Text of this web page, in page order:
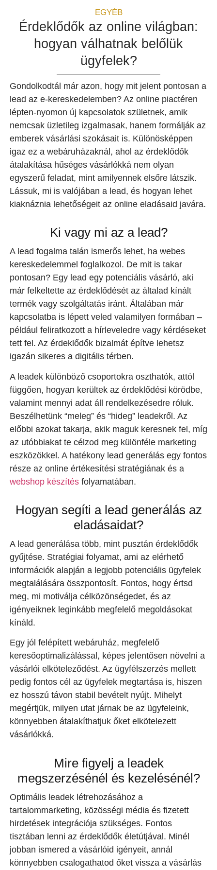
EGYÉB
Érdeklődők az online világban:
hogyan válhatnak belőlük
ügyfelek?
Gondolkodtál már azon, hogy mit jelent pontosan a
lead az e-kereskedelemben? Az online piactéren
lépten-nyomon új kapcsolatok születnek, amik
nemcsak üzletileg izgalmasak, hanem formálják az
emberek vásárlási szokásait is. Különösképpen
igaz ez a webáruházaknál, ahol az érdeklődők
átalakítása hűséges vásárlókká nem olyan
egyszerű feladat, mint amilyennek elsőre látszik.
Lássuk, mi is valójában a lead, és hogyan lehet
kiaknáznia lehetőségeit az online eladásaid javára.
Ki vagy mi az a lead?
A lead fogalma talán ismerős lehet, ha webes
kereskedelemmel foglalkozol. De mit is takar
pontosan? Egy lead egy potenciális vásárló, aki
már felkeltette az érdeklődését az általad kínált
termék vagy szolgáltatás iránt. Általában már
kapcsolatba is lépett veled valamilyen formában –
például feliratkozott a hírleveledre vagy kérdéseket
tett fel. Az érdeklődők bizalmát építve lehetsz
igazán sikeres a digitális térben.
A leadek különböző csoportokra oszthatók, attól
függően, hogyan kerültek az érdeklődési körödbe,
valamint mennyi adat áll rendelkezésedre róluk.
Beszélhetünk “meleg” és “hideg” leadekről. Az
előbbi azokat takarja, akik maguk keresnek fel, míg
az utóbbiakat te célzod meg különféle marketing
eszközökkel. A hatékony lead generálás egy fontos
része az online értékesítési stratégiának és a
webshop készítés folyamatában.
Hogyan segíti a lead generálás az
eladásaidat?
A lead generálása több, mint pusztán érdeklődők
gyűjtése. Stratégiai folyamat, ami az elérhető
információk alapján a legjobb potenciális ügyfelek
megtalálására összpontosít. Fontos, hogy értsd
meg, mi motiválja célközönségedet, és az
igényeiknek leginkább megfelelő megoldásokat
kínáld.
Egy jól felépített webáruház, megfelelő
keresőoptimalizálással, képes jelentősen növelni a
vásárlói elköteleződést. Az ügyfélszerzés mellett
pedig fontos cél az ügyfelek megtartása is, hiszen
ez hosszú távon stabil bevételt nyújt. Mihelyt
megértjük, milyen utat járnak be az ügyfeleink,
könnyebben átalakíthatjuk őket elkötelezett
vásárlókká.
Mire figyelj a leadek
megszerzésénél és kezelésénél?
Optimális leadek létrehozásához a
tartalommarketing, közösségi média és fizetett
hirdetések integrációja szükséges. Fontos
tisztában lenni az érdeklődők életútjával. Minél
jobban ismered a vásárlóid igényeit, annál
könnyebben csalogathatod őket vissza a vásárlás